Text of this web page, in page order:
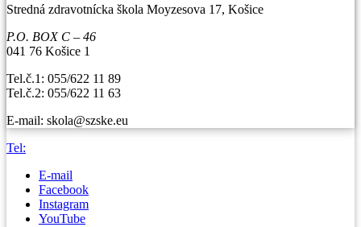
Stredná zdravotnícka škola Moyzesova 17, Košice
P.O. BOX C – 46
041 76 Košice 1
Tel.č.1: 055/622 11 89
Tel.č.2: 055/622 11 63
E-mail: skola@szske.eu
Tel:
E-mail
Facebook
Instagram
YouTube